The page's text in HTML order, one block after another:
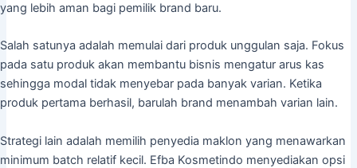
yang lebih aman bagi pemilik brand baru.
Salah satunya adalah memulai dari produk unggulan saja. Fokus
pada satu produk akan membantu bisnis mengatur arus kas
sehingga modal tidak menyebar pada banyak varian. Ketika
produk pertama berhasil, barulah brand menambah varian lain.
Strategi lain adalah memilih penyedia maklon yang menawarkan
minimum batch relatif kecil. Efba Kosmetindo menyediakan opsi